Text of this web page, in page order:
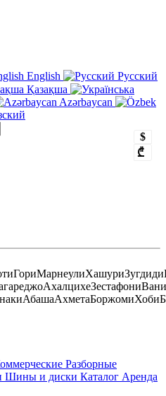
English
Русский
Қазақша
Azərbaycan
$
₾
ГориМарнеулиХашуриЗугдиди
АхалцихеЗестафониВани
АбашаАхметаБоржомиХоби
Разборные
Шины и диски Каталог Аренда